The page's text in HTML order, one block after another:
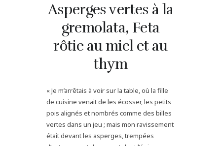
Asperges vertes à la
gremolata, Feta
rôtie au miel et au
thym
« Je m’arrêtais à voir sur la table, où la fille
de cuisine venait de les écosser, les petits
pois alignés et nombrés comme des billes
vertes dans un jeu ; mais mon ravissement
était devant les asperges, trempées